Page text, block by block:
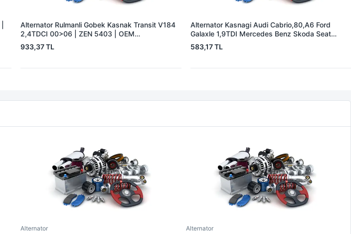
Alternator Rulmanli Gobek Kasnak Transit V184
2,4TDCI 00>06 | ZEN 5403 | OEM
F00M991078 YC1T10A352AC
933,37 TL
Alternator Kasnagi Audi Cabrio,80,A6 Ford
Galaxle 1,9TDI Mercedes Benz Skoda Seat
Alhambra | ZEN 5352 | OEM BOSCH 126 601
524
583,17 TL
Alternator Alternator